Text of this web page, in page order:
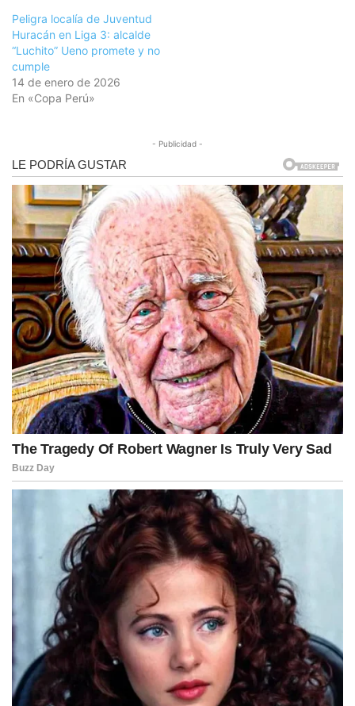
Peligra localía de Juventud
Huracán en Liga 3: alcalde
“Luchito” Ueno promete y no
cumple
14 de enero de 2026
En «Copa Perú»
- Publicidad -